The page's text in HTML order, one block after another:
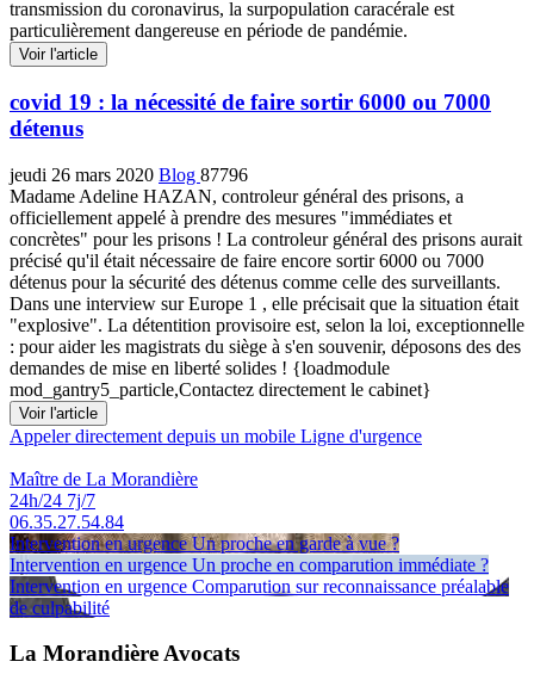
transmission du coronavirus, la surpopulation caracérale est
particulièrement dangereuse en période de pandémie.
Voir l'article
covid 19 : la nécessité de faire sortir 6000 ou 7000
détenus
jeudi 26 mars 2020 Blog 87796
Madame Adeline HAZAN, controleur général des prisons, a
officiellement appelé à prendre des mesures "immédiates et
concrètes" pour les prisons ! La controleur général des prisons aurait
précisé qu'il était nécessaire de faire encore sortir 6000 ou 7000
détenus pour la sécurité des détenus comme celle des surveillants.
Dans une interview sur Europe 1 , elle précisait que la situation était
"explosive". La détentition provisoire est, selon la loi, exceptionnelle
: pour aider les magistrats du siège à s'en souvenir, déposons des des
demandes de mise en liberté solides ! {loadmodule
mod_gantry5_particle,Contactez directement le cabinet}
Voir l'article
Appeler directement depuis un mobile Ligne d'urgence
Maître de La Morandière
24h/24 7j/7
06.35.27.54.84
Intervention en urgence Un proche en garde à vue ?
Intervention en urgence Un proche en comparution immédiate ?
Intervention en urgence Comparution sur reconnaissance préalable
de culpabilité
La Morandière Avocats